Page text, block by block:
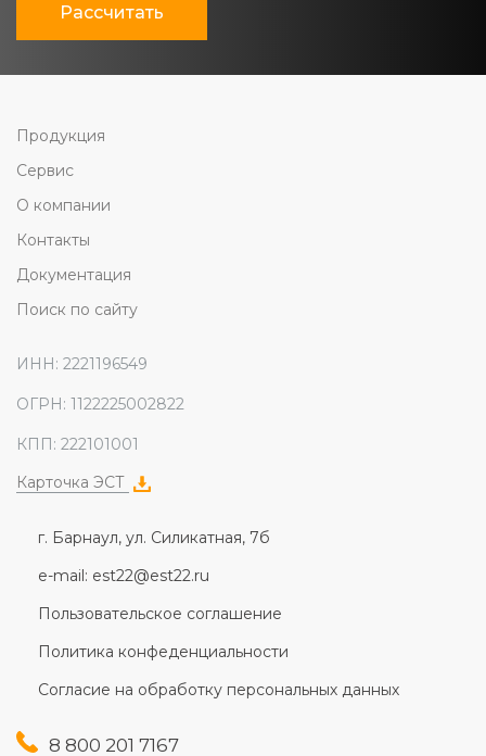
Рассчитать
Продукция
Сервис
О компании
Контакты
Документация
Поиск по сайту
ИНН: 2221196549
ОГРН: 1122225002822
КПП: 222101001
Карточка ЭСТ
г. Барнаул, ул. Силикатная, 7б
e-mail: est22@est22.ru
Пользовательское соглашение
Политика конфеденциальности
Согласие на обработку персональных данных
8 800 201 7167